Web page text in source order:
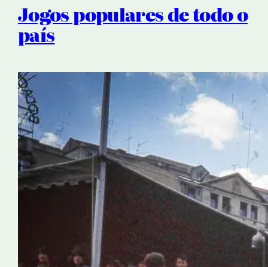
Jogos populares de todo o
país